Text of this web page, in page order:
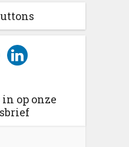
op onze